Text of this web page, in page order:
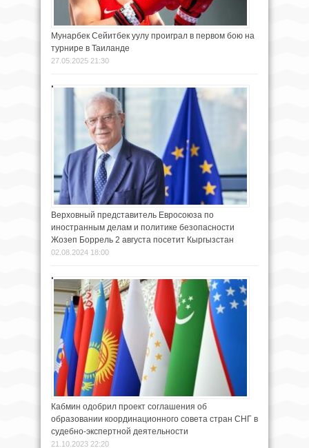
Мунарбек Сейитбек уулу проиграл в первом бою на
турнире в Таиланде
27.05.2025 21:30
Верховный представитель Евросоюза по
иностранным делам и политике безопасности
Жозеп Боррель 2 августа посетит Кыргызстан
02.08.2024 18:00
Кабмин одобрил проект соглашения об
образовании координационного совета стран СНГ в
судебно-экспертной деятельности
21.10.2023 22:20